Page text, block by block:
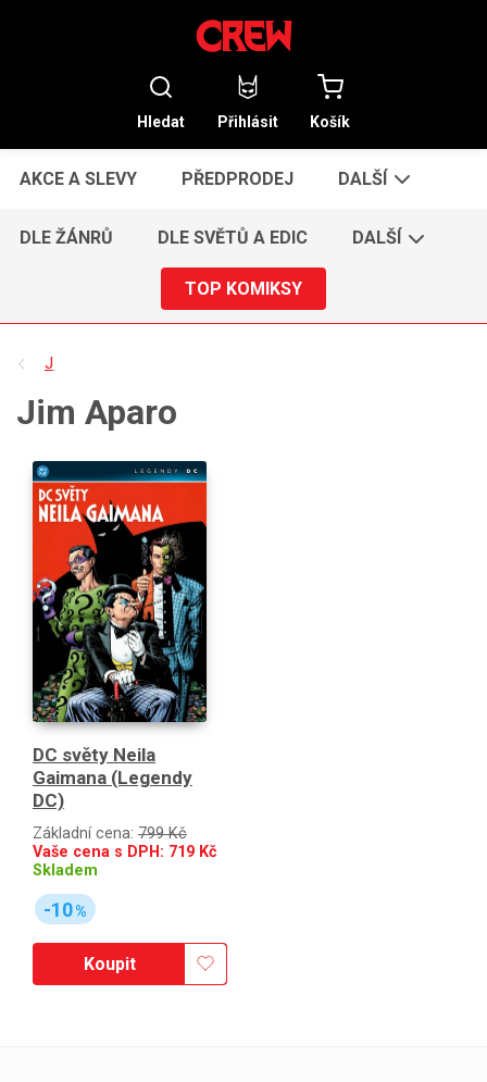
Hledat Přihlásit Košík
AKCE A SLEVY PŘEDPRODEJ DALŠÍ
DLE ŽÁNRŮ DLE SVĚTŮ A EDIC DALŠÍ
TOP KOMIKSY
J
Jim Aparo
DC světy Neila
Gaimana (Legendy
DC)
Základní cena: 799 Kč
Vaše cena s DPH: 719 Kč
Skladem
-10%
Koupit